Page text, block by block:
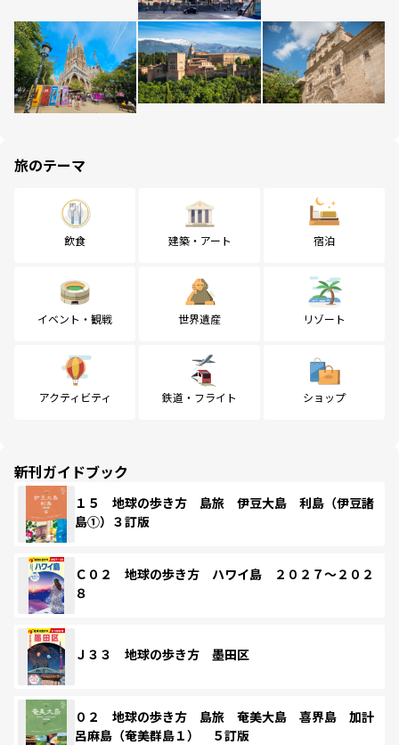
旅のテーマ
飲食 建築・アート 宿泊
イベント・観戦 世界遺産 リゾート
アクティビティ 鉄道・フライト ショップ
新刊ガイドブック
１５ 地球の歩き方 島旅 伊豆大島 利島（伊豆諸
島①）３訂版
Ｃ０２ 地球の歩き方 ハワイ島 ２０２７～２０２
８
Ｊ３３ 地球の歩き方 墨田区
０２ 地球の歩き方 島旅 奄美大島 喜界島 加計
呂麻島（奄美群島１） ５訂版